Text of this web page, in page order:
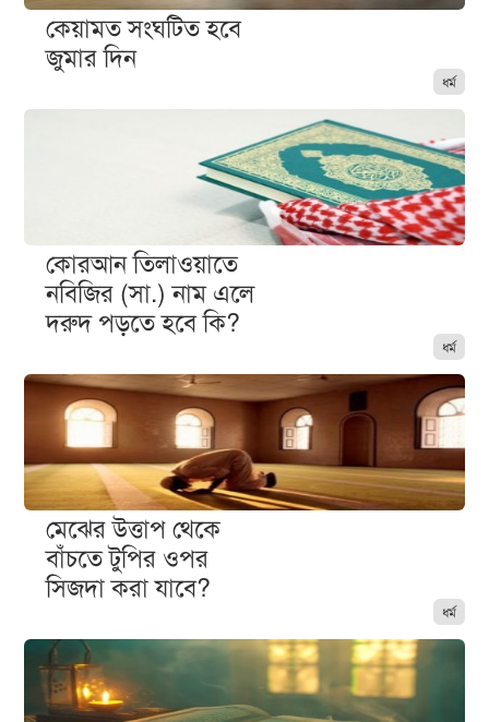
ধর্ম
কেয়ামত সংঘটিত হবে
জুমার দিন
ধর্ম
কোরআন তিলাওয়াতে
নবিজির (সা.) নাম এলে
দরুদ পড়তে হবে কি?
ধর্ম
মেঝের উত্তাপ থেকে
বাঁচতে টুপির ওপর
সিজদা করা যাবে?